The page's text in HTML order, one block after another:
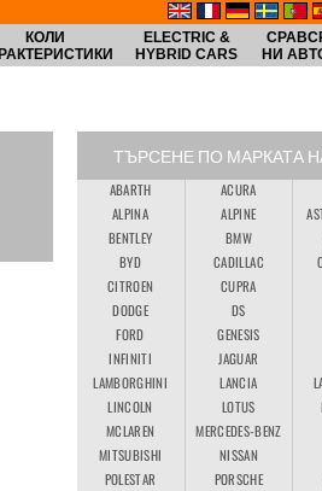
КОЛИ
ELECTRIC &
HYBRID CARS
НИ
ТЪРСЕНЕ ПО МАРКАТА
ABARTH ACURA
ALPINA
ALPINE
BENTLEY
BMW
BYD
CADILLAC
CITROEN
CUPRA
DODGE
DS
FORD
GENESIS
INFINITI
JAGUAR
LAMBORGHINI
LANCIA
LINCOLN
LOTUS
MCLAREN
MERCEDES-BENZ
MITSUBISHI
NISSAN
POLESTAR
PORSCHE